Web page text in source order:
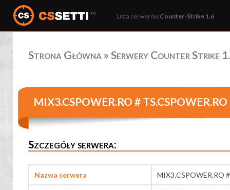
Lista serwerów Counter-Strike 1.6
Strona Główna » Serwery Counter Strike
MIX3.CSPOWER.RO # TS.CSPOWER.RO
Szczegóły serwera:
Nazwa serwera MIX3.CSPOWER.RO